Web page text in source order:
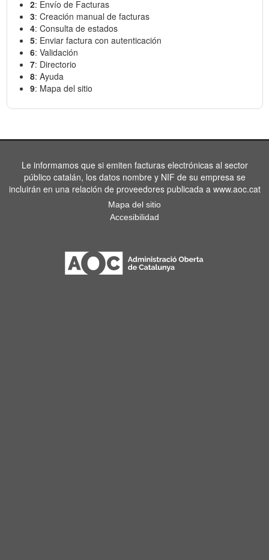
2: Envío de Facturas
3: Creación manual de facturas
4: Consulta de estados
5: Enviar factura con autenticación
6: Validación
7: Directorio
8: Ayuda
9: Mapa del sitio
Le informamos que si emiten facturas electrónicas al sector
público catalán, los datos nombre y NIF de su empresa se
incluirán en una relación de proveedores publicada a www.aoc.cat
Mapa del sitio
Accesibilidad